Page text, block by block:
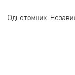
Однотомник.